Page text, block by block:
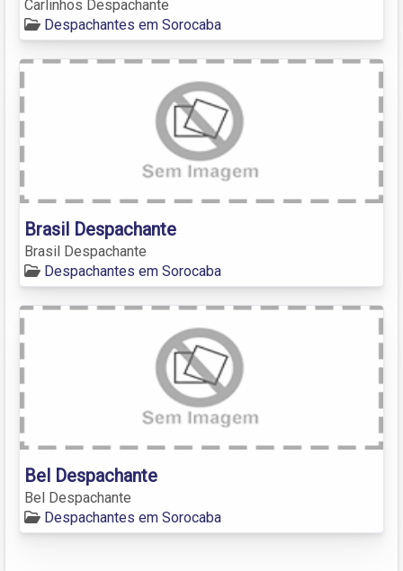
Carlinhos Despachante
Despachantes em Sorocaba
Brasil Despachante
Brasil Despachante
Despachantes em Sorocaba
Bel Despachante
Bel Despachante
Despachantes em Sorocaba